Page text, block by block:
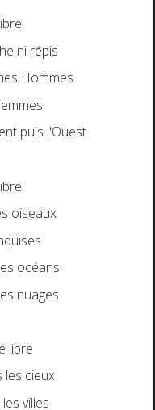
ni répis
Hommes
puis l'Ouest
oiseaux
océans
nuages
libre
les cieux
villes